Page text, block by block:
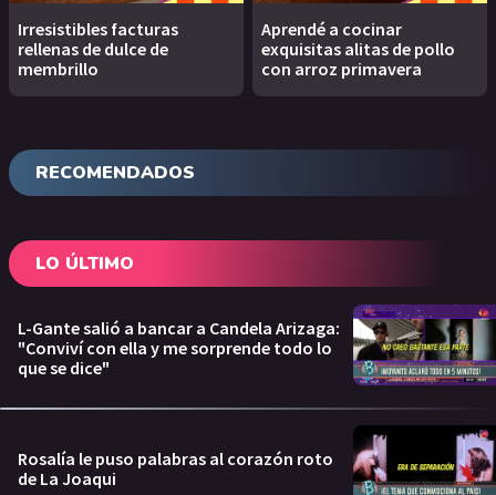
Irresistibles facturas
rellenas de dulce de
membrillo
Aprendé a cocinar
exquisitas alitas de pollo
con arroz primavera
RECOMENDADOS
LO ÚLTIMO
L-Gante salió a bancar a Candela Arizaga:
"Conviví con ella y me sorprende todo lo
que se dice"
Rosalía le puso palabras al corazón roto
de La Joaqui